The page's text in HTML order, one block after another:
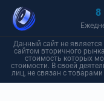
8
Данный сайт не
сайтом вторичного
стоимость которых
стоимости. В своей
лиц, не связан с